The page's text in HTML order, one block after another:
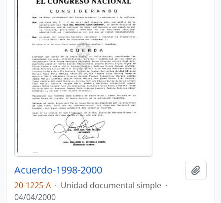
Acuerdo-1998-2000
20-1225-A · Unidad documental simple ·
04/04/2000